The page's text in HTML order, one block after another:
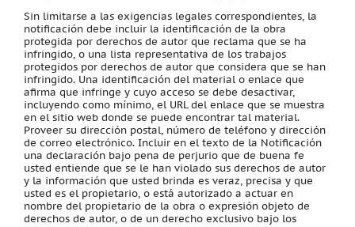
Sin limitarse a las exigencias legales correspondientes, la
notificación debe incluir la identificación de la obra
protegida por derechos de autor que reclama que se ha
infringido, o una lista representativa de los trabajos
protegidos por derechos de autor que considera que se han
infringido. Una identificación del material o enlace que
afirma que infringe y cuyo acceso se debe desactivar,
incluyendo como mínimo, el URL del enlace que se muestra
en el sitio web donde se puede encontrar tal material.
Proveer su dirección postal, número de teléfono y dirección
de correo electrónico. Incluir en el texto de la Notificación
una declaración bajo pena de perjurio que de buena fe
usted entiende que se le han violado sus derechos de autor
y la información que usted brinda es veraz, precisa y que
usted es el propietario, o está autorizado a actuar en
nombre del propietario de la obra o expresión objeto de
derechos de autor, o de un derecho exclusivo bajo los